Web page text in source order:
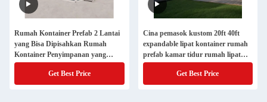
Rumah Kontainer Prefab 2 Lantai
yang Bisa Dipisahkan Rumah
Kontainer Penyimpanan yang
Disesuaikan
Get Best Price
Cina pemasok kustom 20ft 40ft
expandable lipat kontainer rumah
prefab kamar tidur rumah lipat
rumah lipat kecil keluar
Get Best Price